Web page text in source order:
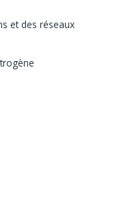
et des réseaux